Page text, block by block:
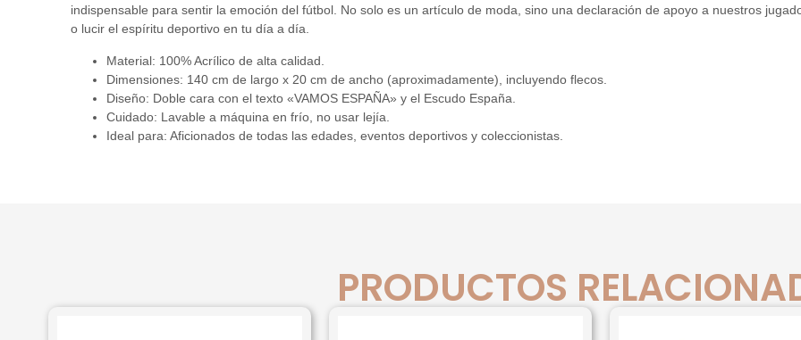
indispensable para sentir la emoción del fútbol. No solo es un artículo de moda, sino una declaración de apoyo a nuestros
o lucir el espíritu deportivo en tu día a día.
Material: 100% Acrílico de alta calidad.
Dimensiones: 140 cm de largo x 20 cm de ancho (aproximadamente), incluyendo flecos.
Diseño: Doble cara con el texto «VAMOS ESPAÑA» y el Escudo España.
Cuidado: Lavable a máquina en frío, no usar lejía.
Ideal para: Aficionados de todas las edades, eventos deportivos y coleccionistas.
PRODUCTOS